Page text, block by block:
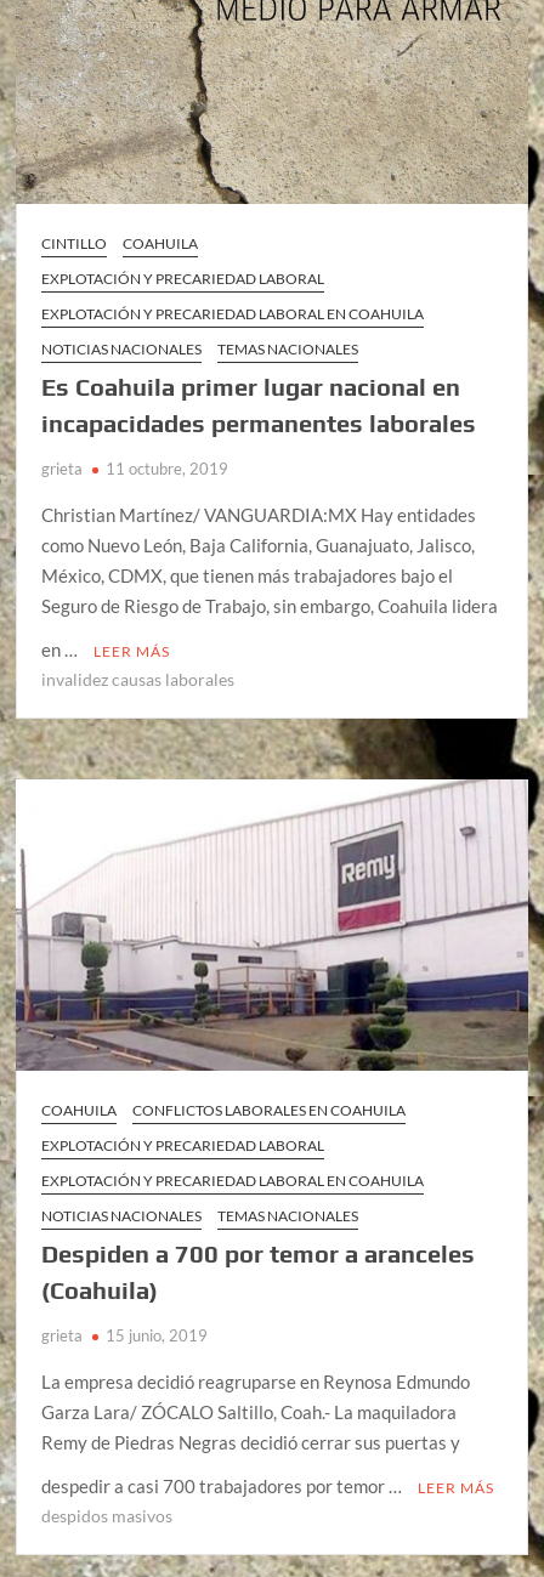
CINTILLO
COAHUILA
EXPLOTACIÓN Y PRECARIEDAD LABORAL
EXPLOTACIÓN Y PRECARIEDAD LABORAL EN COAHUILA
NOTICIAS NACIONALES
TEMAS NACIONALES
Es Coahuila primer lugar nacional en
incapacidades permanentes laborales
grieta 11 octubre, 2019
Christian Martínez/ VANGUARDIA:MX Hay entidades
como Nuevo León, Baja California, Guanajuato, Jalisco,
México, CDMX, que tienen más trabajadores bajo el
Seguro de Riesgo de Trabajo, sin embargo, Coahuila lidera
en …
LEER MÁS
invalidez causas laborales
COAHUILA
CONFLICTOS LABORALES EN COAHUILA
EXPLOTACIÓN Y PRECARIEDAD LABORAL
EXPLOTACIÓN Y PRECARIEDAD LABORAL EN COAHUILA
NOTICIAS NACIONALES
TEMAS NACIONALES
Despiden a 700 por temor a aranceles
(Coahuila)
grieta 15 junio, 2019
La empresa decidió reagruparse en Reynosa Edmundo
Garza Lara/ ZÓCALO Saltillo, Coah.- La maquiladora
Remy de Piedras Negras decidió cerrar sus puertas y
despedir a casi 700 trabajadores por temor …
LEER MÁS
despidos masivos